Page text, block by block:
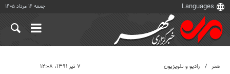
جمعه ۱۶ مرداد ۱۴۰۵
هنر رادیو و تلویزیون ۷ تیر ۱۳۹۱، ۱۲:۰۸